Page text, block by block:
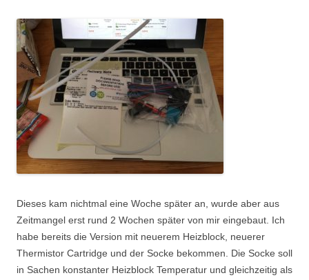
Dieses kam nichtmal eine Woche später an, wurde aber aus
Zeitmangel erst rund 2 Wochen später von mir eingebaut. Ich
habe bereits die Version mit neuerem Heizblock, neuerer
Thermistor Cartridge und der Socke bekommen. Die Socke soll
in Sachen konstanter Heizblock Temperatur und gleichzeitig als